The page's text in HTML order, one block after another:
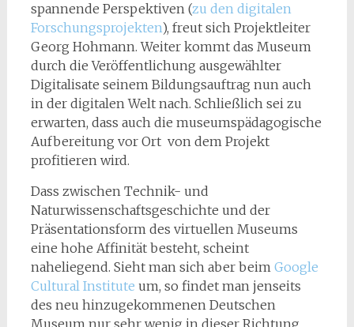
spannende Perspektiven (zu den digitalen
Forschungsprojekten), freut sich Projektleiter
Georg Hohmann. Weiter kommt das Museum
durch die Veröffentlichung ausgewählter
Digitalisate seinem Bildungsauftrag nun auch
in der digitalen Welt nach. Schließlich sei zu
erwarten, dass auch die museumspädagogische
Aufbereitung vor Ort von dem Projekt
profitieren wird.
Dass zwischen Technik- und
Naturwissenschaftsgeschichte und der
Präsentationsform des virtuellen Museums
eine hohe Affinität besteht, scheint
naheliegend. Sieht man sich aber beim Google
Cultural Institute um, so findet man jenseits
des neu hinzugekommenen Deutschen
Museum nur sehr wenig in dieser Richtung